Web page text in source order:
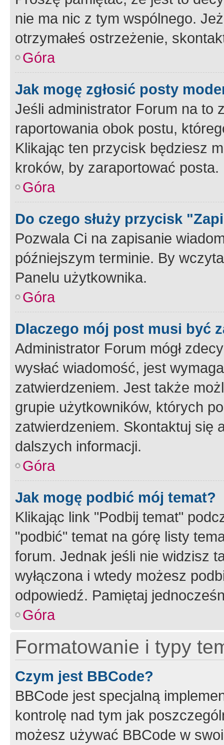
nie ma nic z tym wspólnego.
otrzymałeś ostrzeżenie,
Góra
Jak mogę zgłosić posty
Jeśli administrator Forum na to
raportowania obok postu,
Klikając ten przycisk będziesz
kroków, by zaraportować posta.
Góra
Do czego służy przycisk
Pozwala Ci na zapisanie
późniejszym terminie. By
Panelu użytkownika.
Góra
Dlaczego mój post musi być
Administrator Forum mógł
wysłać wiadomość, jest
zatwierdzeniem. Jest także
grupie użytkowników, których
zatwierdzeniem. Skontaktuj się
dalszych informacji.
Góra
Jak mogę podbić mój temat?
Klikając link "Podbij temat"
"podbić" temat na górę listy
forum. Jednak jeśli nie widzisz
wyłączona i wtedy możesz
odpowiedź. Pamiętaj
Góra
Formatowanie i typy
Czym jest BBCode?
BBCode jest specjalną
kontrolę nad tym jak
możesz używać BBCode w